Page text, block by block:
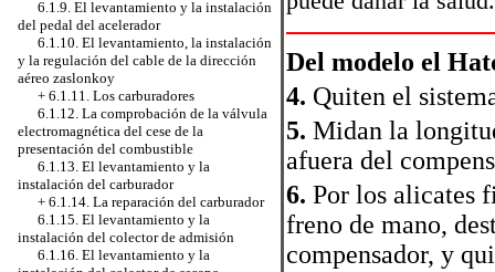
6.1.9. El levantamiento y la instalación
del pedal del acelerador
6.1.10. El levantamiento, la instalación
y la regulación del cable de la dirección
aéreo zaslonkoy
+ 6.1.11. Los carburadores
6.1.12. La comprobación de la válvula
electromagnética del cese de la
presentación del combustible
6.1.13. El levantamiento y la
instalación del carburador
+ 6.1.14. La reparación del carburador
6.1.15. El levantamiento y la
instalación del colector de admisión
6.1.16. El levantamiento y la
Del modelo el
4. Quiten el
5. Midan la
afuera del
6. Por los alicates
freno de mano,
compensador, y